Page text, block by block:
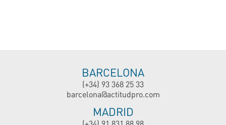
BARCELONA
(+34) 93 368 25 33
barcelona@actitudpro.com
MADRID